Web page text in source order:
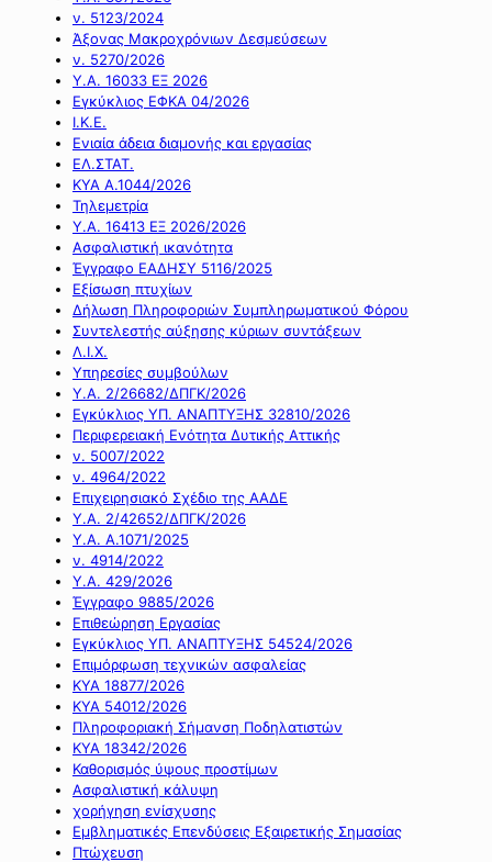
ν. 5123/2024
Άξονας Μακροχρόνιων Δεσμεύσεων
ν. 5270/2026
Υ.Α. 16033 ΕΞ 2026
Εγκύκλιος ΕΦΚΑ 04/2026
Ι.Κ.Ε.
Ενιαία άδεια διαμονής και εργασίας
ΕΛ.ΣΤΑΤ.
ΚΥΑ Α.1044/2026
Τηλεμετρία
Υ.Α. 16413 ΕΞ 2026/2026
Ασφαλιστική ικανότητα
Έγγραφο ΕΑΔΗΣΥ 5116/2025
Εξίσωση πτυχίων
Δήλωση Πληροφοριών Συμπληρωματικού Φόρου
Συντελεστής αύξησης κύριων συντάξεων
Λ.Ι.Χ.
Υπηρεσίες συμβούλων
Υ.Α. 2/26682/ΔΠΓΚ/2026
Εγκύκλιος ΥΠ. ΑΝΑΠΤΥΞΗΣ 32810/2026
Περιφερειακή Ενότητα Δυτικής Αττικής
ν. 5007/2022
ν. 4964/2022
Επιχειρησιακό Σχέδιο της ΑΑΔΕ
Υ.Α. 2/42652/ΔΠΓΚ/2026
Υ.Α. Α.1071/2025
ν. 4914/2022
Υ.Α. 429/2026
Έγγραφο 9885/2026
Επιθεώρηση Εργασίας
Εγκύκλιος ΥΠ. ΑΝΑΠΤΥΞΗΣ 54524/2026
Επιμόρφωση τεχνικών ασφαλείας
ΚΥΑ 18877/2026
ΚΥΑ 54012/2026
Πληροφοριακή Σήμανση Ποδηλατιστών
ΚΥΑ 18342/2026
Καθορισμός ύψους προστίμων
Ασφαλιστική κάλυψη
χορήγηση ενίσχυσης
Εμβληματικές Επενδύσεις Εξαιρετικής Σημασίας
Πτώχευση